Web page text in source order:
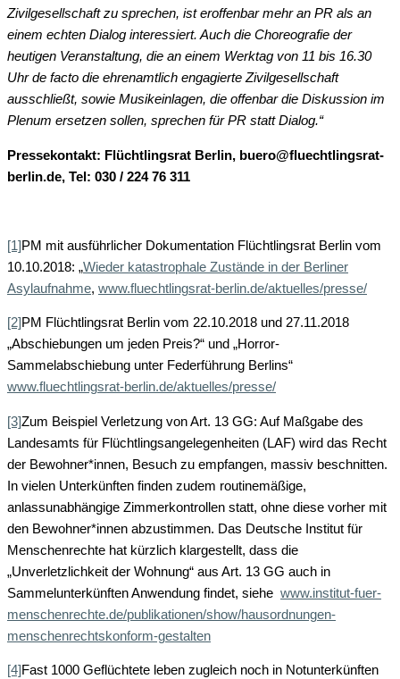
Zivilgesellschaft zu sprechen, isteroffenbar mehr an PR als an
einem echten Dialog interessiert. Auch die Choreografie der
heutigen Veranstaltung, die an einem Werktag von 11 bis 16.30
Uhr de facto die ehrenamtlich engagierte Zivilgesellschaft
ausschließt, sowie Musikeinlagen, die offenbar die Diskussion im
Plenum ersetzen sollen, sprechen für PR statt Dialog.“
Pressekontakt: Flüchtlingsrat Berlin, buero@fluechtlingsrat-
berlin.de, Tel: 030 / 224 76 311
[1] PM mit ausführlicher Dokumentation Flüchtlingsrat Berlin vom
10.10.2018: „Wieder katastrophale Zustände in der Berliner
Asylaufnahme, www.fluechtlingsrat-berlin.de/aktuelles/presse/
[2] PM Flüchtlingsrat Berlin vom 22.10.2018 und 27.11.2018
„Abschiebungen um jeden Preis?“ und „Horror-
Sammelabschiebung unter Federführung Berlins“
www.fluechtlingsrat-berlin.de/aktuelles/presse/
[3]Zum Beispiel Verletzung von Art. 13 GG: Auf Maßgabe des
Landesamts für Flüchtlingsangelegenheiten (LAF) wird das Recht
der Bewohner*innen, Besuch zu empfangen, massiv beschnitten.
In vielen Unterkünften finden zudem routinemäßige,
anlassunabhängige Zimmerkontrollen statt, ohne diese vorher mit
den Bewohner*innen abzustimmen. Das Deutsche Institut für
Menschenrechte hat kürzlich klargestellt, dass die
„Unverletzlichkeit der Wohnung“ aus Art. 13 GG auch in
Sammelunterkünften Anwendung findet, siehe www.institut-fuer-
menschenrechte.de/publikationen/show/hausordnungen-
menschenrechtskonform-gestalten
[4] Fast 1000 Geflüchtete leben zugleich noch in Notunterkünften